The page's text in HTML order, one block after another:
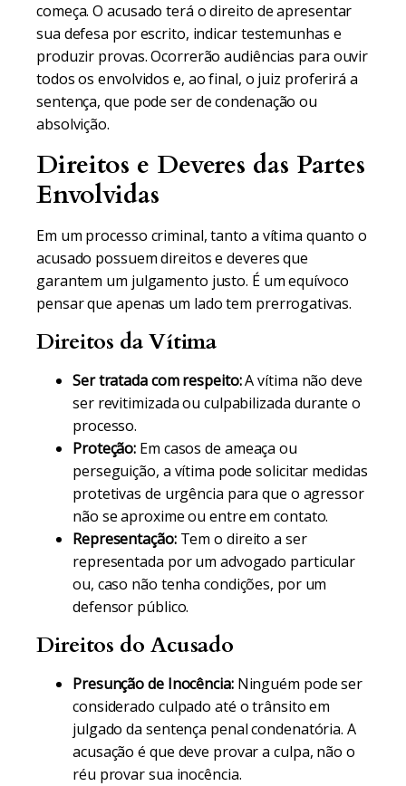
começa. O acusado terá o direito de apresentar
sua defesa por escrito, indicar testemunhas e
produzir provas. Ocorrerão audiências para ouvir
todos os envolvidos e, ao final, o juiz proferirá a
sentença, que pode ser de condenação ou
absolvição.
Direitos e Deveres das Partes
Envolvidas
Em um processo criminal, tanto a vítima quanto o
acusado possuem direitos e deveres que
garantem um julgamento justo. É um equívoco
pensar que apenas um lado tem prerrogativas.
Direitos da Vítima
Ser tratada com respeito:A vítima não deve
ser revitimizada ou culpabilizada durante o
processo.
Proteção: Em casos de ameaça ou
perseguição, a vítima pode solicitar medidas
protetivas de urgência para que o agressor
não se aproxime ou entre em contato.
Representação:Tem o direito a ser
representada por um advogado particular
ou, caso não tenha condições, por um
defensor público.
Direitos do Acusado
Presunção de Inocência:Ninguém pode ser
considerado culpado até o trânsito em
julgado da sentença penal condenatória. A
acusação é que deve provar a culpa, não o
réu provar sua inocência.